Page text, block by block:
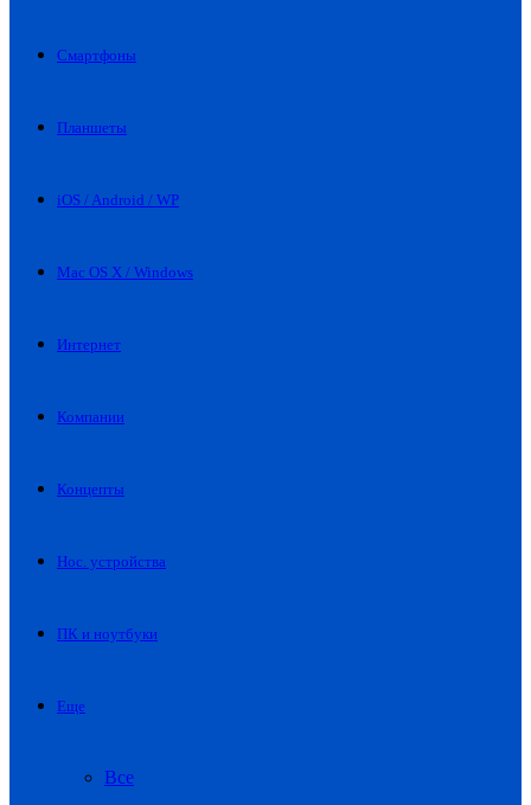
Смартфоны
Планшеты
iOS / Android / WP
Mac OS X / Windows
Интернет
Компании
Концепты
Нос. устройства
ПК и ноутбуки
Еще
Все